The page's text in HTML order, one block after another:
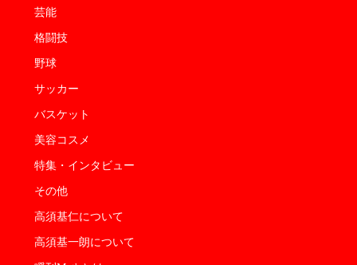
芸能
格闘技
野球
サッカー
バスケット
美容コスメ
特集・インタビュー
その他
高須基仁について
高須基一朗について